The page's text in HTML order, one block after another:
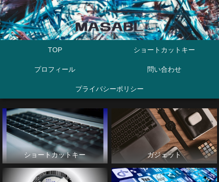
TOP ショートカットキー
プロフィール 問い合わせ
プライバシーポリシー
ショートカットキー ガジェット